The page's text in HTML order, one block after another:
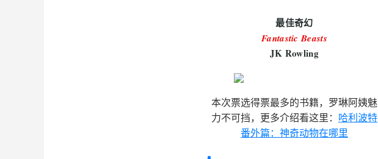
最佳奇幻
Fantastic Beasts
JK Rowling
本次票选得票最多的书籍，罗琳阿姨魅
力不可挡，更多介绍看这里： 哈利波特
番外篇：神奇动物在哪里